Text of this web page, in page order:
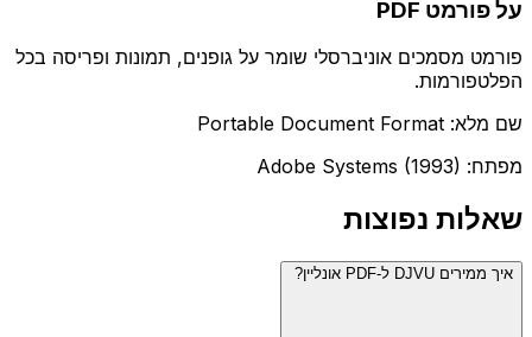
על פורמט PDF
פורמט מסמכים אוניברסלי שומר על גופנים, תמונות ופריסה בכל
הפלטפורמות.
שם מלא: Portable Document Format
מפתח: Adobe Systems (1993)
שאלות נפוצות
איך ממירים DJVU ל-PDF אונליין?